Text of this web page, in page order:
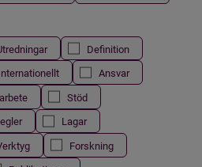
Definition
Ansvar
Stöd
Lagar
Forskning